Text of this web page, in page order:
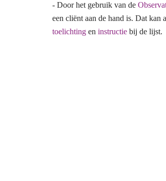
- Door het gebruik van de
een cliënt aan de hand is. Dat kan
toelichting en instructie bij de lijst.